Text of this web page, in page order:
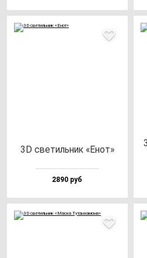
3D све­тиль­ник «Енот»
2890 руб